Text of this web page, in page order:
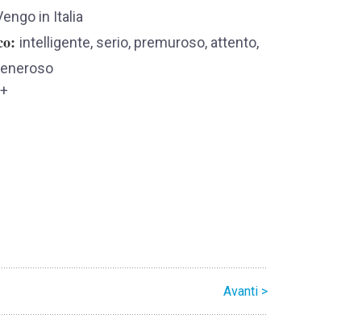
in Italia
intelligente, serio, premuroso, attento,
Avanti >